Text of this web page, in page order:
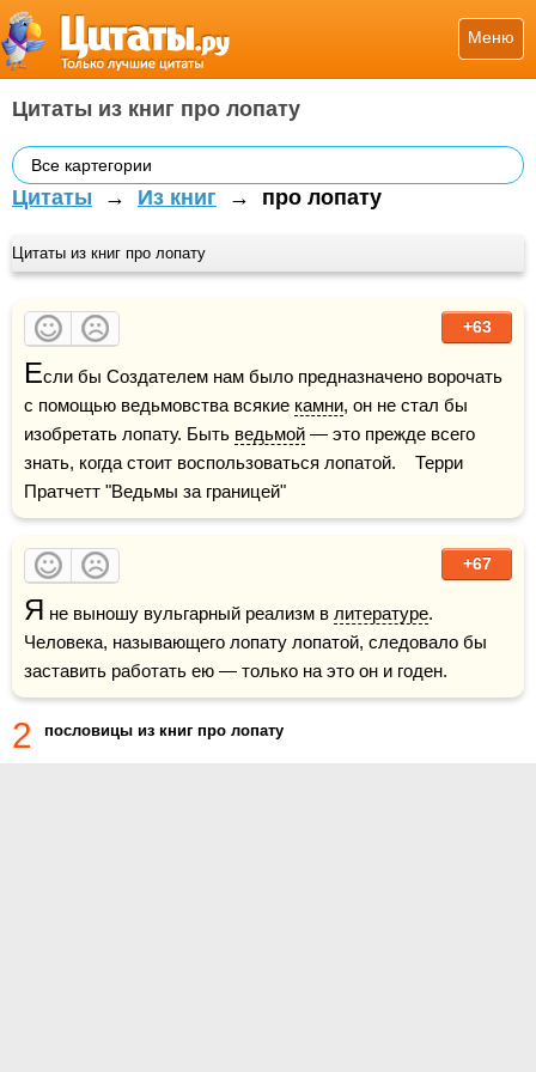
Меню
Цитаты из книг про лопату
Все картегории
Цитаты → Из книг → про лопату
Цитаты из книг про лопату
+63
Если бы Создателем нам было предназначено ворочать
с помощью ведьмовства всякие камни, он не стал бы
изобретать лопату. Быть ведьмой — это прежде всего
знать, когда стоит воспользоваться лопатой.    Терри
Пратчетт "Ведьмы за границей"
+67
Я не выношу вульгарный реализм в литературе.
Человека, называющего лопату лопатой, следовало бы
заставить работать ею — только на это он и годен.
2 пословицы из книг про лопату